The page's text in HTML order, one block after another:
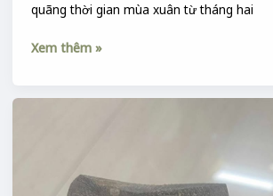
quãng thời gian mùa xuân từ tháng hai
Xem thêm »